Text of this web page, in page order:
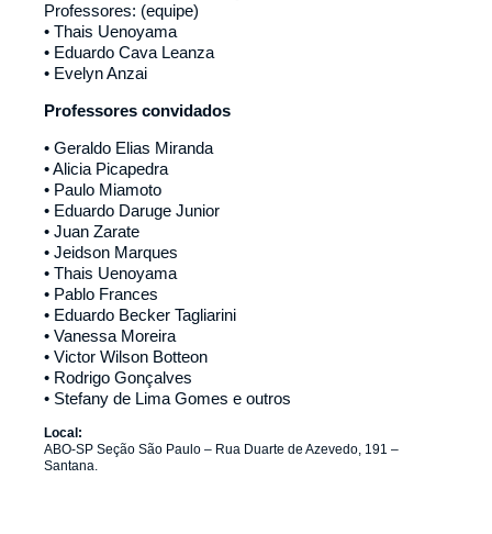
Professores: (equipe)
• Thais Uenoyama
• Eduardo Cava Leanza
• Evelyn Anzai
Professores convidados
• Geraldo Elias Miranda
• Alicia Picapedra
• Paulo Miamoto
• Eduardo Daruge Junior
• Juan Zarate
• Jeidson Marques
• Thais Uenoyama
• Pablo Frances
• Eduardo Becker Tagliarini
• Vanessa Moreira
• Victor Wilson Botteon
• Rodrigo Gonçalves
• Stefany de Lima Gomes e outros
Local:
ABO-SP Seção São Paulo – Rua Duarte de Azevedo, 191 –
Santana.